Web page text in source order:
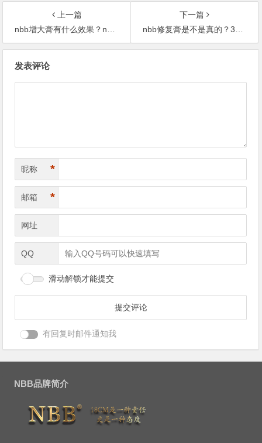
上一篇
nbb增大膏有什么效果？nbb增大膏效果怎么样
下一篇
nbb修复膏是不是真的？315曝光nbb男士修复膏
发表评论
昵称 *
邮箱 *
网址
QQ
滑动解锁才能提交
有回复时邮件通知我
NBB品牌简介